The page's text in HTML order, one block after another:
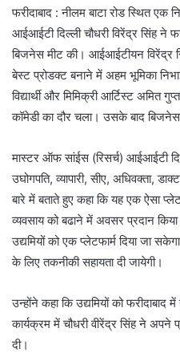
फरीदाबाद : नीलम बाटा रोड स्थित एक
आईआईटी दिल्ली चौधरी विरेंद्र सिंह ने
बिजनेस मीट की। आईआईटीयन विरेंद्र
बेस्ट प्रोडक्ट बनाने में अहम भूमिका
विद्यार्थी और मिमिक्री आर्टिस्ट
कॉमेडी का दौर चला। उसके बाद
मास्टर ऑफ सांईस (रिसर्च) आईआईटी
उघोगपति, व्यापारी, सीए, अधिवक्ता,
बारे में बताते हुए कहा कि यह एक ऐसा
व्यवसाय को बढाने में अवसर प्रदान
उद्यमियों को एक प्लेटफार्म दिया जा
के लिए तकनीकी सहायता दी जायेगी।
उन्होंने कहा कि उद्यमियों को
कार्यक्रम में चौधरी वीरेंद्र सिंह ने अपने
दी।